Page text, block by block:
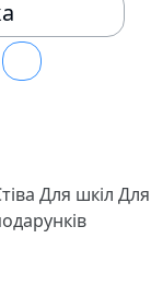
Для шкіл Для